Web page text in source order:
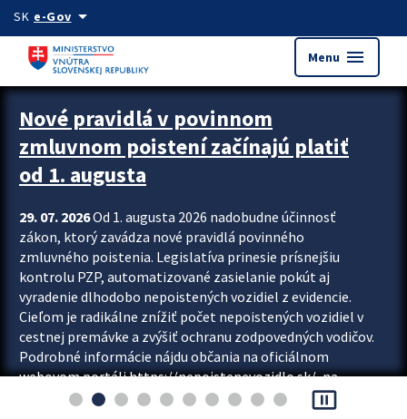
Preskocit na hlavný obsah
SK e-Govarrow_drop_down
Menu menu
Zastavit automatický posun upútavok
Nové pravidlá v povinnom
zmluvnom poistení začínajú platiť
od 1. augusta
29. 07. 2026Od 1. augusta 2026 nadobudne účinnosť
zákon, ktorý zavádza nové pravidlá povinného
zmluvného poistenia. Legislatíva prinesie prísnejšiu
kontrolu PZP, automatizované zasielanie pokút aj
vyradenie dlhodobo nepoistených vozidiel z evidencie.
Cieľom je radikálne znížiť počet nepoistených vozidiel v
cestnej premávke a zvýšiť ochranu zodpovedných vodičov.
Podrobné informácie nájdu občania na oficiálnom
webovom portáli https://nepoistenevozidlo.sk/, na
ktorom od augusta pribudne aj možnosť overiť si...
pause_presentation